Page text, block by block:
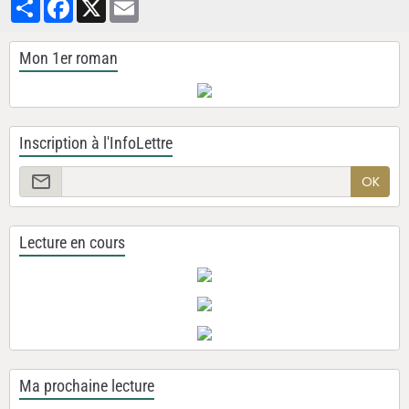
Mon 1er roman
Inscription à l'InfoLettre
OK
Lecture en cours
Ma prochaine lecture